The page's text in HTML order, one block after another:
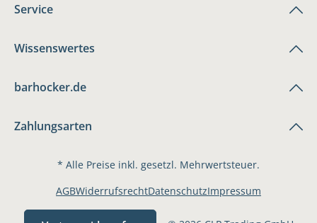
Service
Wissenswertes
barhocker.de
Zahlungsarten
* Alle Preise inkl. gesetzl. Mehrwertsteuer.
AGBWiderrufsrechtDatenschutzImpressum